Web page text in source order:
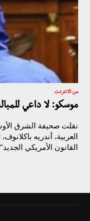
من الانترنت
موسكو: لا داعي
نقلت صحيفة الشرق
العربية، أندريه
القانون الأمريكي